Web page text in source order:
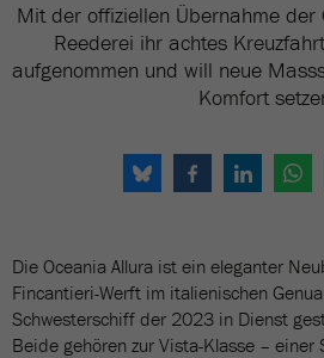
Mit der offiziellen Übernahme
Reederei ihr achtes
aufgenommen und will neue
Komfort
Die Oceania Allura ist ein eleganter
Fincantieri-Werft im italienischen
Schwesterschiff der 2023 in Dienst
Beide gehören zur Vista-Klasse – einer